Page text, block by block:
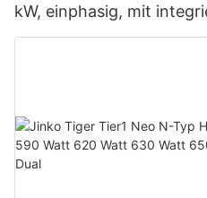
kW, einphasig, mit
unterstützt